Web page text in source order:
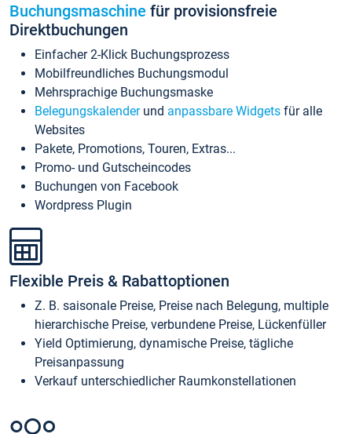
Buchungsmaschine für provisionsfreie
Direktbuchungen
Einfacher 2-Klick Buchungsprozess
Mobilfreundliches Buchungsmodul
Mehrsprachige Buchungsmaske
Belegungskalenderund anpassbare Widgets für alle
Websites
Pakete, Promotions, Touren, Extras...
Promo- und Gutscheincodes
Buchungen von Facebook
Wordpress Plugin
Flexible Preis & Rabattoptionen
Z. B. saisonale Preise, Preise nach Belegung, multiple
hierarchische Preise, verbundene Preise, Lückenfüller
Yield Optimierung, dynamische Preise, tägliche
Preisanpassung
Verkauf unterschiedlicher Raumkonstellationen